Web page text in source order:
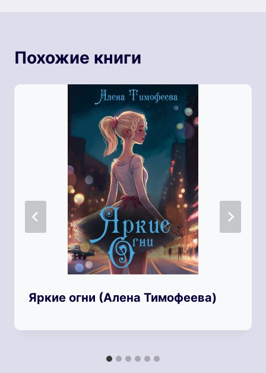
Похожие книги
Яркие огни (Алена Тимофеева)